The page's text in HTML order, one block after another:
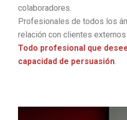
colaboradores.
Profesionales de todos los
relación con clientes externos
Todo profesional que
capacidad de persuasión